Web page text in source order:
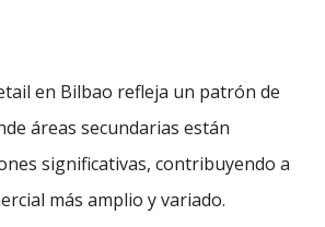
en Bilbao refleja un patrón de
áreas secundarias están
significativas, contribuyendo a
más amplio y variado.